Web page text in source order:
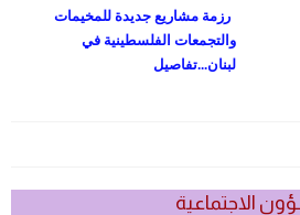
رزمة مشاريع جديدة للمخيمات
والتجمعات الفلسطينية في
لبنان...تفاصيل
الاجتماعية